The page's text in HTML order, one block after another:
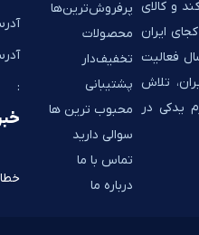
و کالای
ایران
به شما تحویل می‌دهد. به پشتوانه 14 سال فعالیت
تلاش
یدکی در
پرفروش‌ترین‌ها
محصولات
تخفیف‌دار
پشتیبانی
محبوب ترین ها
سوالی دارید
تماس با ما
درباره ما
: